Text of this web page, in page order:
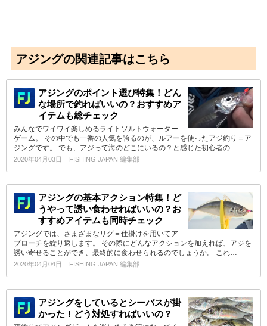
アジングの関連記事はこちら
アジングのポイント選び特集！どん
な場所で釣ればいいの？おすすめア
イテムも総チェック
みんなでワイワイ楽しめるライトソルトウォーター
ゲーム。 その中でも一番の人気を誇るのが、ルアーを使ったアジ釣り＝ア
ジングです。 でも、アジって海のどこにいるの？と感じた初心者の…
2020年04月03日 FISHING JAPAN 編集部
アジングの基本アクション特集！ど
うやって誘い食わせればいいの？お
すすめアイテムも同時チェック
アジングでは、さまざまなリグ＝仕掛けを用いてア
プローチを繰り返します。 その際にどんなアクションを加えれば、アジを
誘い寄せることができ、最終的に食わせられるのでしょうか。 これ…
2020年04月04日 FISHING JAPAN 編集部
アジングをしているとシーバスが掛
かった！どう対処すればいいの？